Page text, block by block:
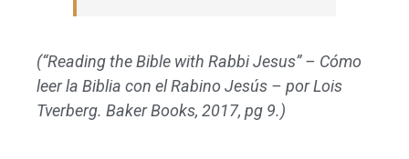
(“Reading the Bible with Rabbi Jesus” – Cómo
leer la Biblia con el Rabino Jesús – por Lois
Tverberg. Baker Books, 2017, pg 9.)